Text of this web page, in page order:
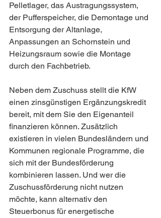
Pelletlager, das Austragungssystem,
der Pufferspeicher, die Demontage und
Entsorgung der Altanlage,
Anpassungen an Schornstein und
Heizungsraum sowie die Montage
durch den Fachbetrieb.
Neben dem Zuschuss stellt die KfW
einen zinsgünstigen Ergänzungskredit
bereit, mit dem Sie den Eigenanteil
finanzieren können. Zusätzlich
existieren in vielen Bundesländern und
Kommunen regionale Programme, die
sich mit der Bundesförderung
kombinieren lassen. Und wer die
Zuschussförderung nicht nutzen
möchte, kann alternativ den
Steuerbonus für energetische